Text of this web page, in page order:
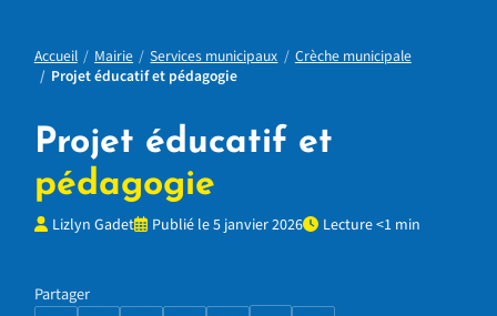
Accueil Mairie Services municipaux
Crèche municipale
Projet éducatif et pédagogie
Projet éducatif et
pédagogie
Lizlyn Gadet Publié le 5 janvier 2026 Lecture <1 min
Partager